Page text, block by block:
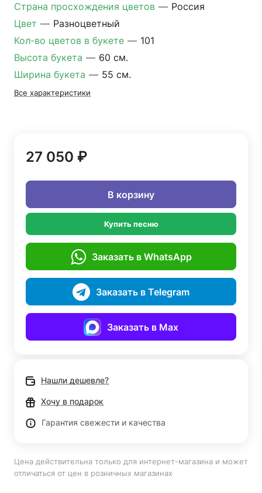
Страна просхождения цветов — Россия
Цвет — Разноцветный
Кол-во цветов в букете — 101
Высота букета — 60 см.
Ширина букета — 55 см.
Все характеристики
27 050 ₽
В корзину
Купить песню
Заказать в WhatsApp
Заказать в Telegram
Заказать в Max
Нашли дешевле?
Хочу в подарок
Гарантия свежести и качества
Цена действительна только для интернет-магазина и может
отличаться от цен в розничных магазинах